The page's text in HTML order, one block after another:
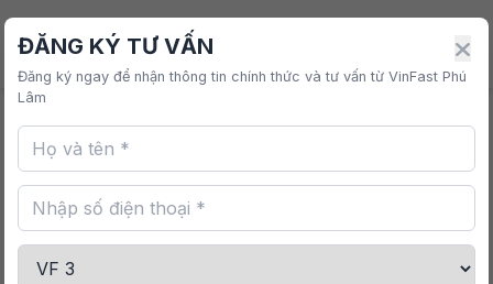
VINFAST PHÚ LÂM
Trang chủ
Trần VinFast VF 7
ĐĂNG KÝ TƯ VẤN
Đăng ký ngay để nhận thông tin chính thức và tư vấn từ VinFast Phú
Lâm